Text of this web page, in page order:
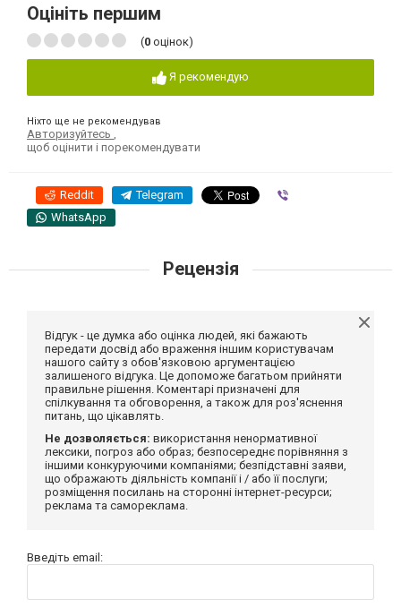
Оцініть першим
(0 оцінок)
Я рекомендую
Ніхто ще не рекомендував
Авторизуйтесь
щоб оцінити і порекомендувати
Reddit Telegram
WhatsApp
Рецензія
Відгук - це думка або оцінка людей, які бажають
передати досвід або враження іншим користувачам
нашого сайту з обов'язковою аргументацією
залишеного відгука. Це допоможе багатьом прийняти
правильне рішення. Коментарі призначені для
спілкування та обговорення, а також для роз'яснення
питань, що цікавлять.
Не дозволяється: використання ненормативної
лексики, погроз або образ; безпосереднє порівняння з
іншими конкуруючими компаніями; безпідставні заяви,
що ображають діяльність компанії і / або її послуги;
розміщення посилань на сторонні інтернет-ресурси;
реклама та самореклама.
Введіть email: